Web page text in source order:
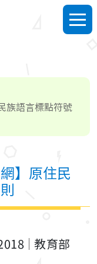
選單
族語言標點符號
】原住民
教育部